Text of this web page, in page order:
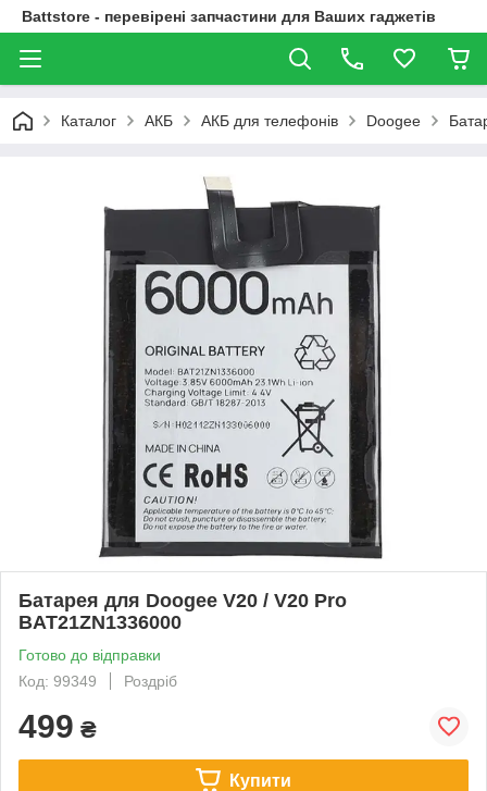
Battstore - перевірені запчастини для Ваших гаджетів
Каталог АКБ АКБ для телефонів Doogee
Батарея для Doogee V20 / V20 Pro
BAT21ZN1336000
Готово до відправки
Код: 99349
Роздріб
499 ₴
Купити